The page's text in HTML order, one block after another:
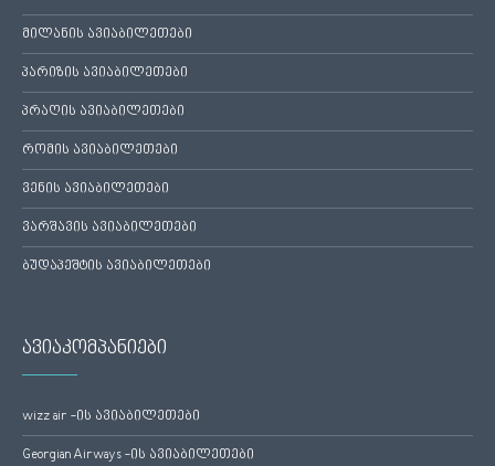
მილანის ავიაბილეთები
პარიზის ავიაბილეთები
პრაღის ავიაბილეთები
რომის ავიაბილეთები
ვენის ავიაბილეთები
ვარშავის ავიაბილეთები
ბუდაპეშტის ავიაბილეთები
ავიაკომპანიები
wizz air -ის ავიაბილეთები
Georgian Airways -ის ავიაბილეთები